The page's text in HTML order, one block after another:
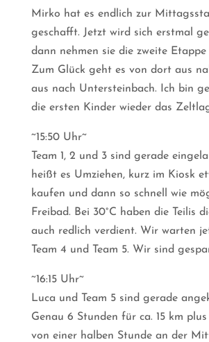
Mirko hat es endlich zur
geschafft. Jetzt wird sich erstmal
dann nehmen sie die zweite
Zum Glück geht es von dort aus
aus nach Untersteinbach. Ich bin
die ersten Kinder wieder das
~15:50 Uhr~
Team 1, 2 und 3 sind gerade
heißt es Umziehen, kurz im Kiosk
kaufen und dann so schnell wie
Freibad. Bei 30°C haben die Teilis
auch redlich verdient. Wir warten
Team 4 und Team 5. Wir sind
~16:15 Uhr~
Luca und Team 5 sind gerade
Genau 6 Stunden für ca. 15 km
von einer halben Stunde an der